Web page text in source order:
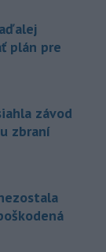
plán pre
závod
zbraní